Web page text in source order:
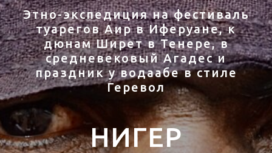
Этно-экспедиция на фестиваль
туарегов Аир в Иферуане, к
дюнам Ширет в Тенере, в
средневековый Агадес и
праздник у водаабе в стиле
Геревол
НИГЕР